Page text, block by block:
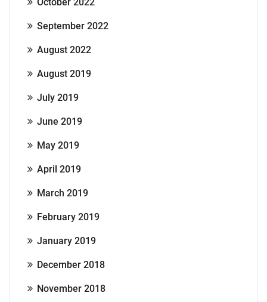
September 2022
August 2022
August 2019
July 2019
June 2019
May 2019
April 2019
March 2019
February 2019
January 2019
December 2018
November 2018